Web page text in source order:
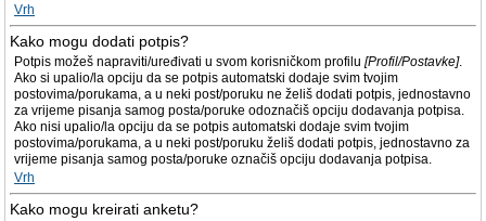
Vrh
Kako mogu dodati potpis?
Potpis možeš napraviti/uređivati u svom korisničkom profilu [Profil/Postavke].
Ako si upalio/la opciju da se potpis automatski dodaje svim tvojim
postovima/porukama, a u neki post/poruku ne želiš dodati potpis, jednostavno
za vrijeme pisanja samog posta/poruke odoznačiš opciju dodavanja potpisa.
Ako nisi upalio/la opciju da se potpis automatski dodaje svim tvojim
postovima/porukama, a u neki post/poruku želiš dodati potpis, jednostavno za
vrijeme pisanja samog posta/poruke označiš opciju dodavanja potpisa.
Vrh
Kako mogu kreirati anketu?